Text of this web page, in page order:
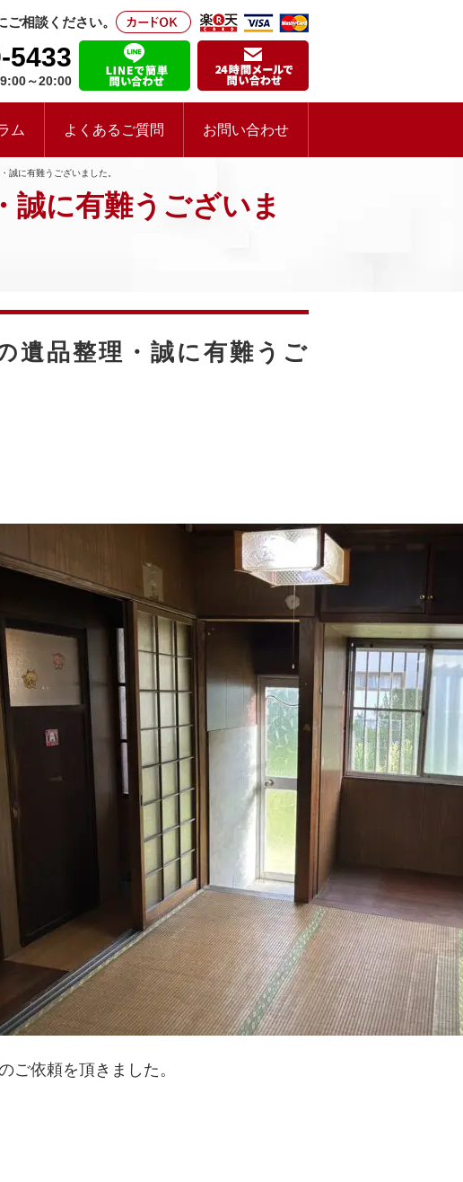
ご相談ください。
5433
～20:00
ム よくあるご質問 お問い合わせ
誠に有難うございました。
誠に有難うございま
遺品整理・誠に有難うご
ご依頼を頂きました。